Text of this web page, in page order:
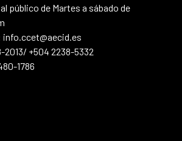
público de Martes a sábado de
+504 2238-5332
1786